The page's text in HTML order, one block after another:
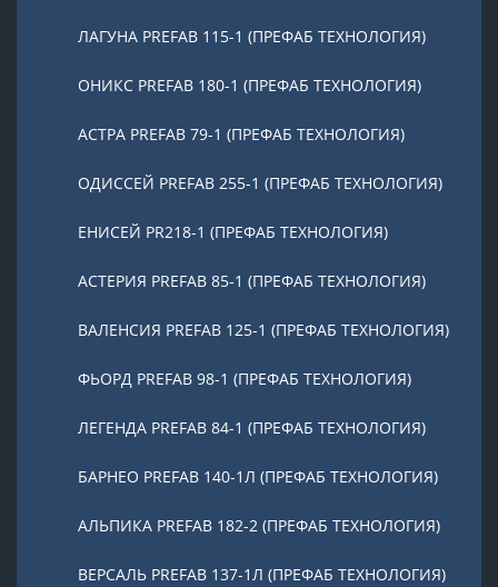
ЛАГУНА PREFAB 115-1 (ПРЕФАБ ТЕХНОЛОГИЯ)
ОНИКС PREFAB 180-1 (ПРЕФАБ ТЕХНОЛОГИЯ)
АСТРА PREFAB 79-1 (ПРЕФАБ ТЕХНОЛОГИЯ)
ОДИССЕЙ PREFAB 255-1 (ПРЕФАБ ТЕХНОЛОГИЯ)
ЕНИСЕЙ PR218-1 (ПРЕФАБ ТЕХНОЛОГИЯ)
АСТЕРИЯ PREFAB 85-1 (ПРЕФАБ ТЕХНОЛОГИЯ)
ВАЛЕНСИЯ PREFAB 125-1 (ПРЕФАБ ТЕХНОЛОГИЯ)
ФЬОРД PREFAB 98-1 (ПРЕФАБ ТЕХНОЛОГИЯ)
ЛЕГЕНДА PREFAB 84-1 (ПРЕФАБ ТЕХНОЛОГИЯ)
БАРНЕО PREFAB 140-1Л (ПРЕФАБ ТЕХНОЛОГИЯ)
АЛЬПИКА PREFAB 182-2 (ПРЕФАБ ТЕХНОЛОГИЯ)
ВЕРСАЛЬ PREFAB 137-1Л (ПРЕФАБ ТЕХНОЛОГИЯ)